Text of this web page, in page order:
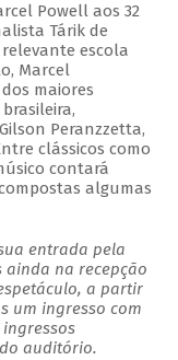
Powell aos 32
Tárik de
escola
Marcel
maiores
Peranzzetta,
clássicos como
contará
algumas
entrada pela
ainda na recepção
a partir
um ingresso com
auditório.